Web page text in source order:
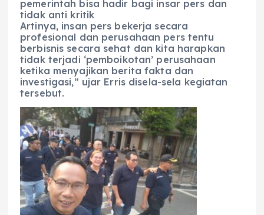
pemerintah bisa hadir bagi insar pers dan
tidak anti kritik
Artinya, insan pers bekerja secara
profesional dan perusahaan pers tentu
berbisnis secara sehat dan kita harapkan
tidak terjadi ‘pemboikotan’ perusahaan
ketika menyajikan berita fakta dan
investigasi,” ujar Erris disela-sela kegiatan
tersebut.